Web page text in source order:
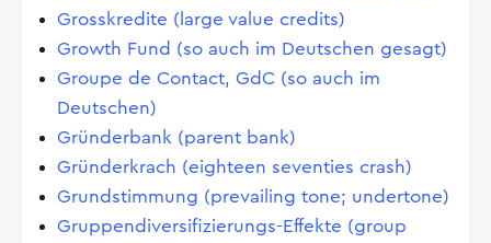
Grosskredite (large value credits)
Growth Fund (so auch im Deutschen gesagt)
Groupe de Contact, GdC (so auch im
Deutschen)
Gründerbank (parent bank)
Gründerkrach (eighteen seventies crash)
Grundstimmung (prevailing tone; undertone)
Gruppendiversifizierungs-Effekte (group